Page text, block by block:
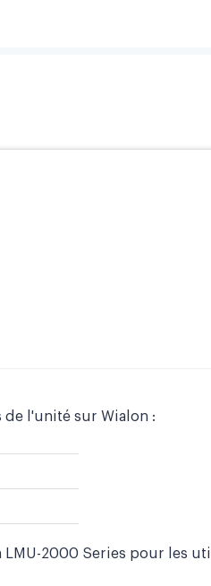
l'unité sur Wialon :
2000 Series pour les